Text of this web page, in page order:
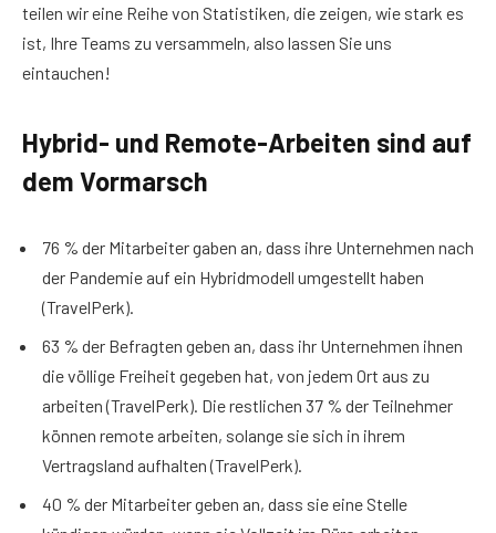
teilen wir eine Reihe von Statistiken, die zeigen, wie stark es
ist, Ihre Teams zu versammeln, also lassen Sie uns
eintauchen!
Hybrid- und Remote-Arbeiten sind auf
dem Vormarsch
76 % der Mitarbeiter gaben an, dass ihre Unternehmen nach
der Pandemie auf ein Hybridmodell umgestellt haben
(TravelPerk).
63 % der Befragten geben an, dass ihr Unternehmen ihnen
die völlige Freiheit gegeben hat, von jedem Ort aus zu
arbeiten (TravelPerk). Die restlichen 37 % der Teilnehmer
können remote arbeiten, solange sie sich in ihrem
Vertragsland aufhalten (TravelPerk).
40 % der Mitarbeiter geben an, dass sie eine Stelle